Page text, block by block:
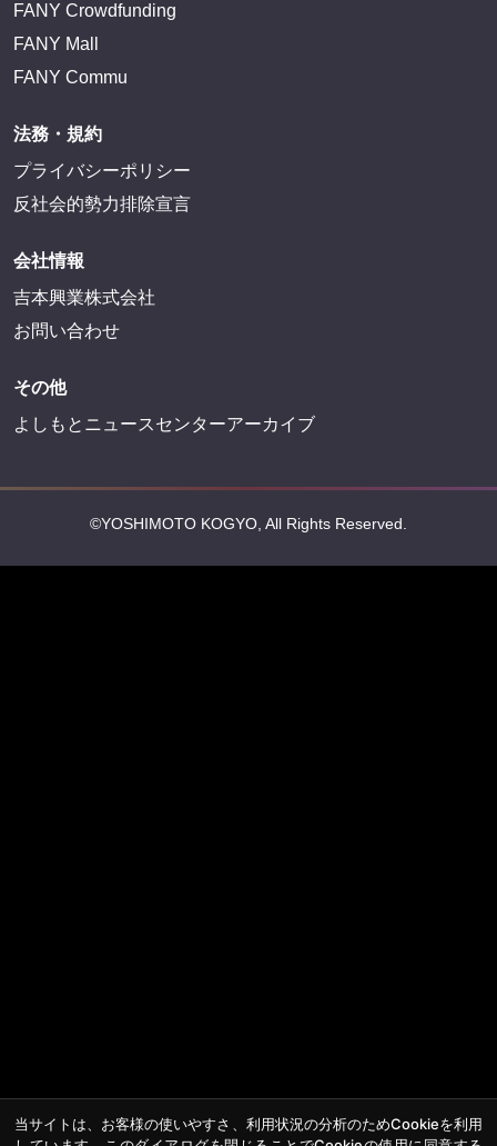
FANY Crowdfunding
FANY Mall
FANY Commu
法務・規約
プライバシーポリシー
反社会的勢力排除宣言
会社情報
吉本興業株式会社
お問い合わせ
その他
よしもとニュースセンターアーカイブ
©YOSHIMOTO KOGYO, All Rights Reserved.
当サイトは、お客様の使いやすさ、利用状況の分析のためCookieを利用